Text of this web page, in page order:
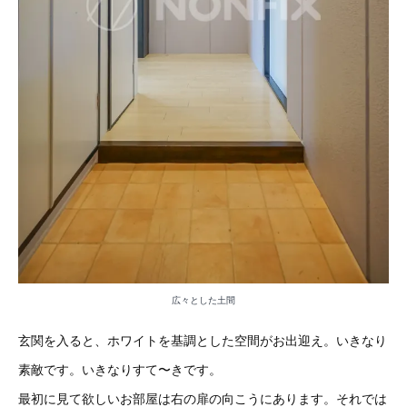
広々とした土間
玄関を入ると、ホワイトを基調とした空間がお出迎え。いきなり
素敵です。いきなりすて〜きです。
最初に見て欲しいお部屋は右の扉の向こうにあります。それでは